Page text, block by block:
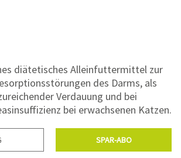
diätetisches Alleinfuttermittel zur
des Darms, als
Verdauung und bei
bei erwachsenen Katzen.
SPAR-ABO